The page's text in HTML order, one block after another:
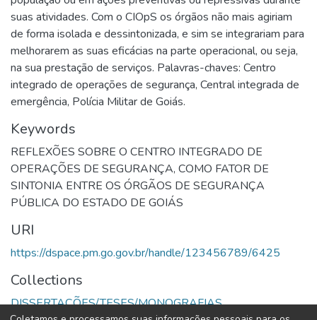
suas atividades. Com o CIOpS os órgãos não mais agiriam
de forma isolada e dessintonizada, e sim se integrariam para
melhorarem as suas eficácias na parte operacional, ou seja,
na sua prestação de serviços. Palavras-chaves: Centro
integrado de operações de segurança, Central integrada de
emergência, Polícia Militar de Goiás.
Keywords
REFLEXÕES SOBRE O CENTRO INTEGRADO DE
OPERAÇÕES DE SEGURANÇA, COMO FATOR DE
SINTONIA ENTRE OS ÓRGÃOS DE SEGURANÇA
PÚBLICA DO ESTADO DE GOIÁS
URI
https://dspace.pm.go.gov.br/handle/123456789/6425
Collections
DISSERTAÇÕES/TESES/MONOGRAFIAS